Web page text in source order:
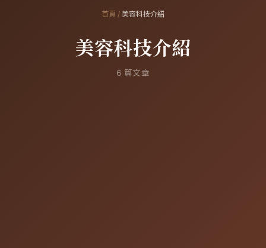
首頁 / 美容科技介紹
美容科技介紹
6 篇文章